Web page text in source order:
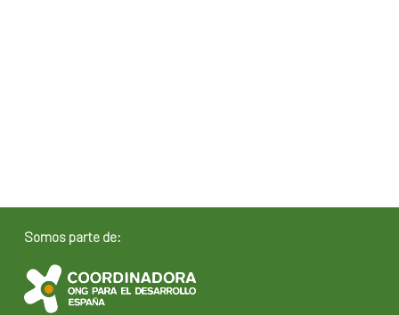
Somos parte de: